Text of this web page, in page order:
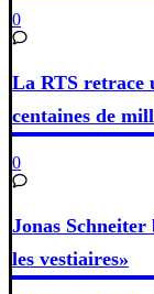
0
La RTS retrace
centaines de
0
Jonas
les vestiaires»